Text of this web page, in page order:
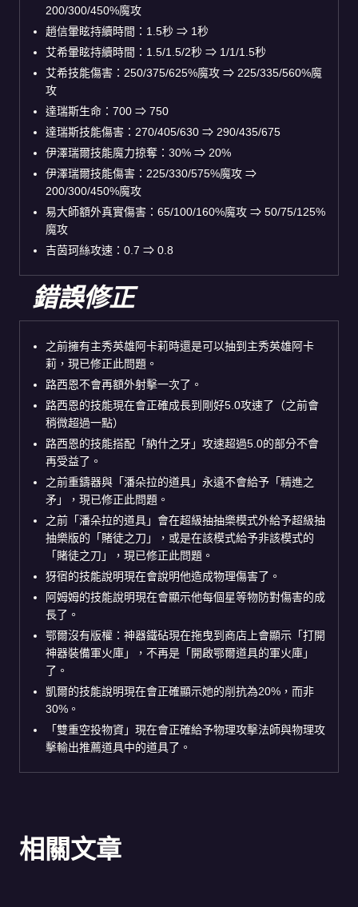
200/300/450%魔攻
趙信暈眩持續時間：1.5秒 ⇒ 1秒
艾希暈眩持續時間：1.5/1.5/2秒 ⇒ 1/1/1.5秒
艾希技能傷害：250/375/625%魔攻 ⇒ 225/335/560%魔
攻
達瑞斯生命：700 ⇒ 750
達瑞斯技能傷害：270/405/630 ⇒ 290/435/675
伊澤瑞爾技能魔力掠奪：30% ⇒ 20%
伊澤瑞爾技能傷害：225/330/575%魔攻 ⇒
200/300/450%魔攻
易大師額外真實傷害：65/100/160%魔攻 ⇒ 50/75/125%
魔攻
吉茵珂絲攻速：0.7 ⇒ 0.8
錯誤修正
之前擁有主秀英雄阿卡莉時還是可以抽到主秀英雄阿卡
莉，現已修正此問題。
路西恩不會再額外射擊一次了。
路西恩的技能現在會正確成長到剛好5.0攻速了（之前會
稍微超過一點）
路西恩的技能搭配「納什之牙」攻速超過5.0的部分不會
再受益了。
之前重鑄器與「潘朵拉的道具」永遠不會給予「精進之
矛」，現已修正此問題。
之前「潘朵拉的道具」會在超級抽抽樂模式外給予超級抽
抽樂版的「賭徒之刀」，或是在該模式給予非該模式的
「賭徒之刀」，現已修正此問題。
犽宿的技能說明現在會說明他造成物理傷害了。
阿姆姆的技能說明現在會顯示他每個星等物防對傷害的成
長了。
鄂爾沒有版權：神器鐵砧現在拖曳到商店上會顯示「打開
神器裝備軍火庫」，不再是「開啟鄂爾道具的軍火庫」
了。
凱爾的技能說明現在會正確顯示她的削抗為20%，而非
30%。
「雙重空投物資」現在會正確給予物理攻擊法師與物理攻
擊輸出推薦道具中的道具了。
相關文章